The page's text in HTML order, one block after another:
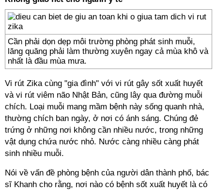
Cần phải dọn dẹp môi trường phòng phát sinh muỗi,
lăng quăng phải làm thường xuyên ngay cả mùa khô và
nhất là đầu mùa mưa.
Vi rút Zika cùng "gia đình" với vi rút gây sốt xuất huyết
và vi rút viêm não Nhật Bản, cũng lây qua đường muỗi
chích. Loại muỗi mang mầm bệnh này sống quanh nhà,
thường chích ban ngày, ở nơi có ánh sáng. Chúng đẻ
trứng ở những nơi không cần nhiều nước, trong những
vật dụng chứa nước nhỏ. Nước càng nhiều càng phát
sinh nhiều muỗi.
Nói về vấn đề phòng bệnh của người dân thành phố, bác
sĩ Khanh cho rằng, nơi nào có bệnh sốt xuất huyết là có